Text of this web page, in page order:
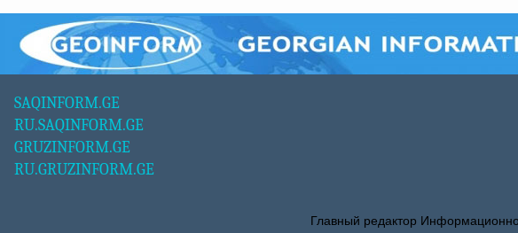
SAQINFORM.GE
RU.SAQINFORM.GE
GRUZINFORM.GE
RU.GRUZINFORM.GE
Главный редактор